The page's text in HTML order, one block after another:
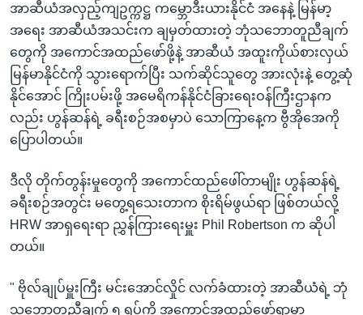
အာဆီယံအလှည့်ကျဥက္ကဋ္ဌ ကမ္ဘောဒီးယားနိုင်ငံ အနေနဲ့ မြန်မာ့
အရေး အာဆီယံအသင်းက ချမှတ်ထားတဲ့ ဘုံသဘောတူညီချက်
တွေကို အကောင်အထည်ဖော်ဖို့နဲ့ အာဆီယံ အထူးကိုယ်စားလှယ်
မြန်မာနိုင်ငံကို သွားရောက်ပြီး သက်ဆိုင်သူတွေ အားလုံးနဲ့ တွေ့ဆုံ
နိုင်အောင် ကြိုးပမ်းဖို့ အမေရိကန်နိုင်ငံခြားရေးဝန်ကြီးဌာနက
လည်း ဟွန်ဆန်ရဲ့ ခရီးစဉ်အစမှာပဲ သောကြာနေ့က ဗွီအိုအေကို
ပြောပါတယ်။
ဒီလို တိုက်တွန်းမှုတွေကို အကောင်ထည်ဖေါ်တာမျိုး ဟွန်ဆန်ရဲ့
ခရီးစဉ်အတွင်း မတွေ့ရသေးတာက စိုးရိမ်ဖွယ်ရာ ဖြစ်တယ်လို့
HRW အာရှရေးရာ ညွှန်ကြားရေးမှူး Phil Robertson က ဆိုပါ
တယ်။
" ဗိုလ်ချုပ်မှူးကြီး မင်းအောင်လှိုင် လက်ခံထားတဲ့ အာဆီယံရဲ့ ဘုံ
သဘောတူညီချက် ၅ ရပ်ကို အကောင်အထည်ဖော်ရာမှာ